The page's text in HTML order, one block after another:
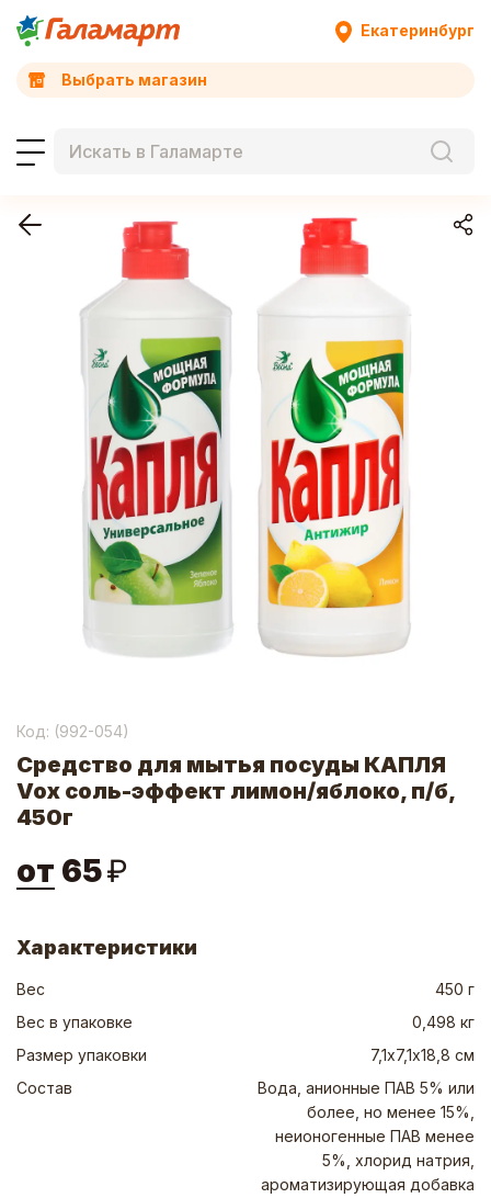
Екатеринбург
Выбрать магазин
Код: (992-054)
Средство для мытья посуды КАПЛЯ
Vox соль-эффект лимон/яблоко, п/б,
450г
от 65₽
Характеристики
Вес
450 г
Вес в упаковке
0,498 кг
Размер упаковки
7,1х7,1х18,8 см
Состав
Вода, анионные ПАВ 5% или
более, но менее 15%,
неионогенные ПАВ менее
5%, хлорид натрия,
ароматизирующая добавка